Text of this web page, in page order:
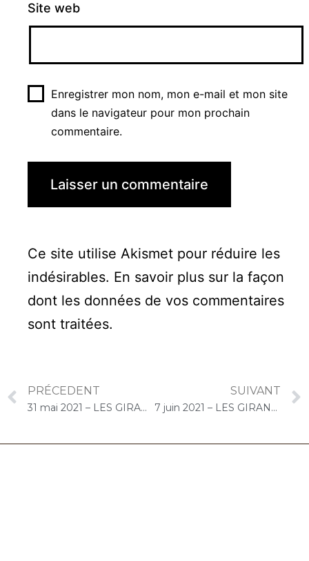
Site web
Enregistrer mon nom, mon e-mail et mon site
dans le navigateur pour mon prochain
commentaire.
Ce site utilise Akismet pour réduire les
indésirables. En savoir plus sur la façon
dont les données de vos commentaires
sont traitées.
PRÉCEDENT
31 mai 2021 – LES GIRANDIERES (Saint-Germain-en-Laye) : Concert « Cello Solo »
SUIVANT
7 juin 2021 – LES GIRANDIERES (Brétigny-sur-Orge) : Atelier « Chantons Ensemble »